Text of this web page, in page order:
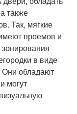
также
Так, мягкие
проемов и
в виде
обладают
могут